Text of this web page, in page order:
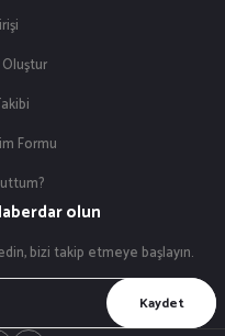
Formu
olun
bizi takip etmeye başlayın.
Kaydet